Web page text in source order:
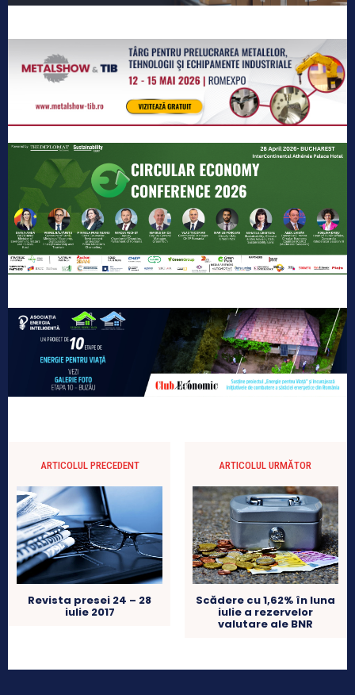
ARTICOLUL PRECEDENT
Revista presei 24 – 28
iulie 2017
ARTICOLUL URMĂTOR
Scădere cu 1,62% în luna
iulie a rezervelor
valutare ale BNR